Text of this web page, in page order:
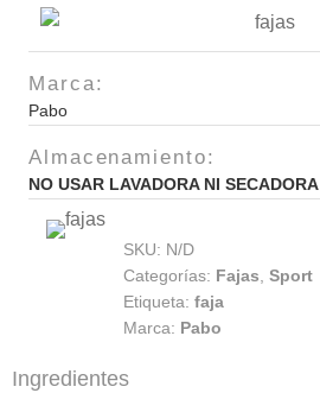
Marca:
Pabo
Almacenamiento:
NO USAR LAVADORA NI SECADORA
SKU: N/D
Categorías: Fajas Sport
Etiqueta: faja
Marca: Pabo
Ingredientes